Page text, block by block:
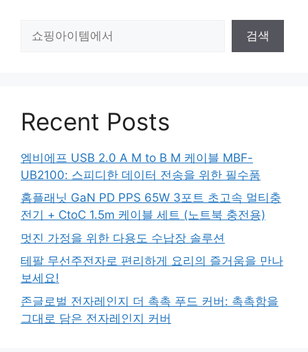
검색
Recent Posts
엠비에프 USB 2.0 A M to B M 케이블 MBF-
UB2100: 스피디한 데이터 전송을 위한 필수품
홈플래닛 GaN PD PPS 65W 3포트 초고속 멀티충
전기 + CtoC 1.5m 케이블 세트 (노트북 충전용)
멋진 가정을 위한 다용도 수납장 솔루션
테팔 무선주전자로 편리하게 요리의 즐거움을 만나
보세요!
존글로벌 전자레인지 더 촉촉 푸드 커버: 촉촉함을
그대로 담은 전자레인지 커버